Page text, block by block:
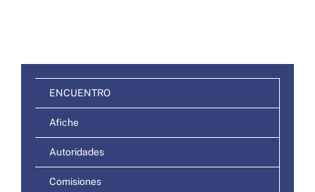
ENCUENTRO
Afiche
Autoridades
Comisiones